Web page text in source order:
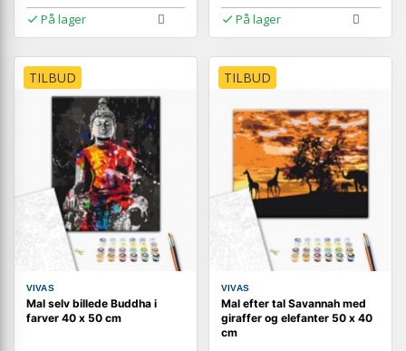
På lager På lager
TILBUD
VIVAS
Mal selv billede Buddha i
farver 40 x 50 cm
TILBUD
VIVAS
Mal efter tal Savannah med
giraffer og elefanter 50 x 40
cm